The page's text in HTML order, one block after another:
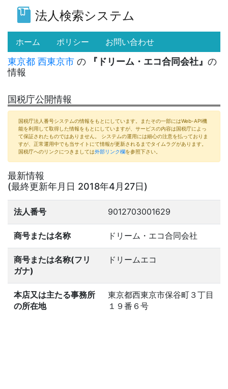
法人検索システム
ホーム (current)
ポリシー お問い合わせ
東京都 西東京市 の 『ドリーム・エコ合同会社』 の
情報
国税庁公開情報
国税庁法人番号システムの情報をもとにしています。またその一部にはWeb-API機
能を利用して取得した情報をもとにしていますが、サービスの内容は国税庁によっ
て保証されたものではありません。 システムの運用には細心の注意を払っておりま
すが、正常運用中でも当サイトにて情報が更新されるまでタイムラグがあります。
国税庁へのリンクにつきましては外部リンク欄を参照下さい。
最新情報
(最終更新年月日 2018年4月27日)
法人番号 9012703001629
商号または名称 ドリーム・エコ合同会社
商号または名称(フリ
ガナ)
ドリームエコ
本店又は主たる事務所
の所在地
東京都西東京市保谷町３丁目
１９番６号